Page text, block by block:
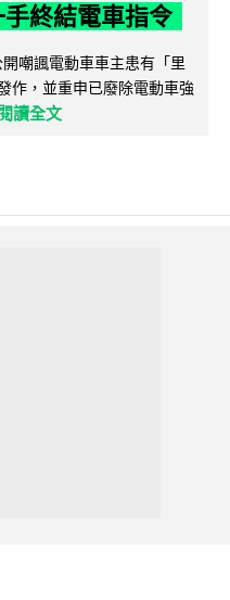
終結電車指令
嘲諷電動車車主患有「里
作，並重申已廢除電動車強
讀全文